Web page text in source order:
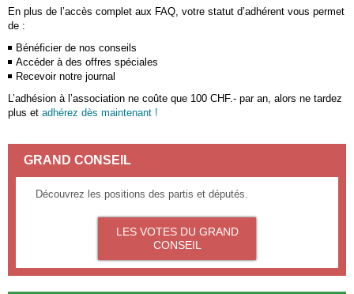
En plus de l’accès complet aux FAQ, votre statut d’adhérent vous permet
de :
Bénéficier de nos conseils
Accéder à des offres spéciales
Recevoir notre journal
L’adhésion à l’association ne coûte que 100 CHF.- par an, alors ne tardez
plus et adhérez dès maintenant !
GRAND CONSEIL
Découvrez les positions des partis et députés.
LES VOTES DU GRAND
CONSEIL